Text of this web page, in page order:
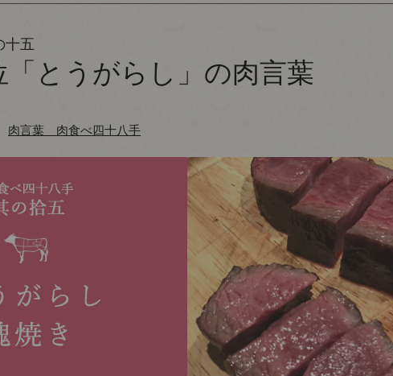
十五
「とうがらし」の肉言葉
肉言葉 肉食べ四十八手